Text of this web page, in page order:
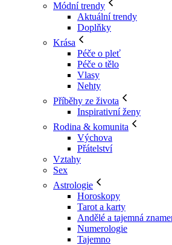
Módní trendy
Aktuální trendy
Doplňky
Krása
Péče o pleť
Péče o tělo
Vlasy
Nehty
Příběhy ze života
Inspirativní ženy
Rodina & komunita
Výchova
Přátelství
Vztahy
Sex
Astrologie
Horoskopy
Tarot a karty
Andělé a tajemná
Numerologie
Tajemno